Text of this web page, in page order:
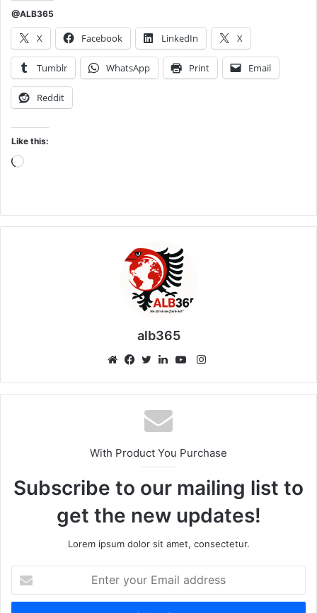
@ALB365
X Facebook LinkedIn X
Tumblr WhatsApp Print Email
Reddit
Like this:
Loading…
alb365
Instagram
With Product You Purchase
Subscribe to our mailing list to
get the new updates!
Lorem ipsum dolor sit amet, consectetur.
your
Email